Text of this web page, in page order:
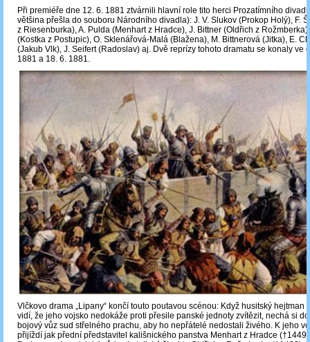
Při premiéře dne 12. 6. 1881 ztvárnili hlavní role tito herci Prozatímního
většina přešla do souboru Národního divadla): J. V. Slukov (Prokop Holý), F.
z Riesenburka), A. Pulda (Menhart z Hradce), J. Bittner (Oldřich z
(Kostka z Postupic), O. Sklenářová-Malá (Blažena), M. Bittnerová (Jitka), E.
(Jakub Vlk), J. Seifert (Radoslav) aj. Dvě reprízy tohoto dramatu se konaly ve
1881 a 18. 6. 1881.
Vlčkovo drama „Lipany“ končí touto poutavou scénou: Když husitský hejtman
vidí, že jeho vojsko nedokáže proti přesile panské jednoty zvítězit, nechá si
bojový vůz sud střelného prachu, aby ho nepřátelé nedostali živého. K jeho
přijíždí jak přední představitel kališnického panstva Menhart z Hradce